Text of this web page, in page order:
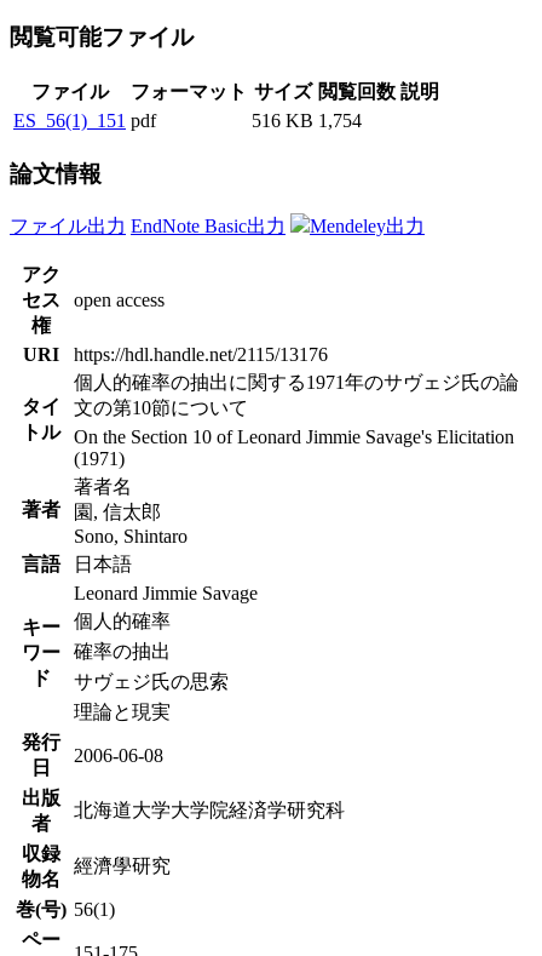
閲覧可能ファイル
ファイル フォーマット サイズ 閲覧回数 説明
ES_56(1)_151 pdf 516 KB 1,754
論文情報
ファイル出力 EndNote Basic出力 Mendeley出力
アク
セス
権
open access
URI https://hdl.handle.net/2115/13176
タイ
トル
個人的確率の抽出に関する1971年のサヴェジ氏の論
文の第10節について
On the Section 10 of Leonard Jimmie Savage's Elicitation
(1971)
著者
著者名
園, 信太郎
Sono, Shintaro
言語
日本語
キー
ワー
ド
Leonard Jimmie Savage
個人的確率
確率の抽出
サヴェジ氏の思索
理論と現実
発行
日
2006-06-08
出版
者
北海道大学大学院経済学研究科
収録
物名
經濟學研究
巻(号) 56(1)
ペー